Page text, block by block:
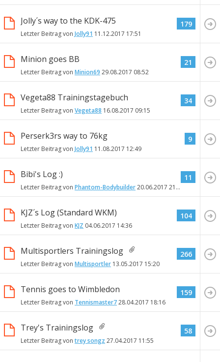
Jolly´s way to the KDK-475
Letzter Beitrag von Jolly91 11.12.2017 17:51
179
Minion goes BB
Letzter Beitrag von Minion69 29.08.2017 08:52
21
Vegeta88 Trainingstagebuch
Letzter Beitrag von Vegeta88 16.08.2017 09:15
34
Perserk3rs way to 76kg
Letzter Beitrag von Jolly91 11.08.2017 12:49
9
Bibi's Log :)
Letzter Beitrag von Phantom-Bodybuilder20.06.2017 21:14
11
KJZ´s Log (Standard WKM)
Letzter Beitrag von KJZ 04.06.2017 14:36
104
Multisportlers Trainingslog
Letzter Beitrag von Multisportler 13.05.2017 15:20
266
Tennis goes to Wimbledon
Letzter Beitrag von Tennismaster728.04.2017 18:16
159
Trey's Trainingslog
Letzter Beitrag von trey songz 27.04.2017 11:55
58